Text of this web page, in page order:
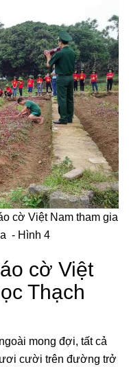
cờ Việt Nam tham gia
- Hình 4
cờ Việt
Thạch
mong đợi, tất cả
cười trên đường trở